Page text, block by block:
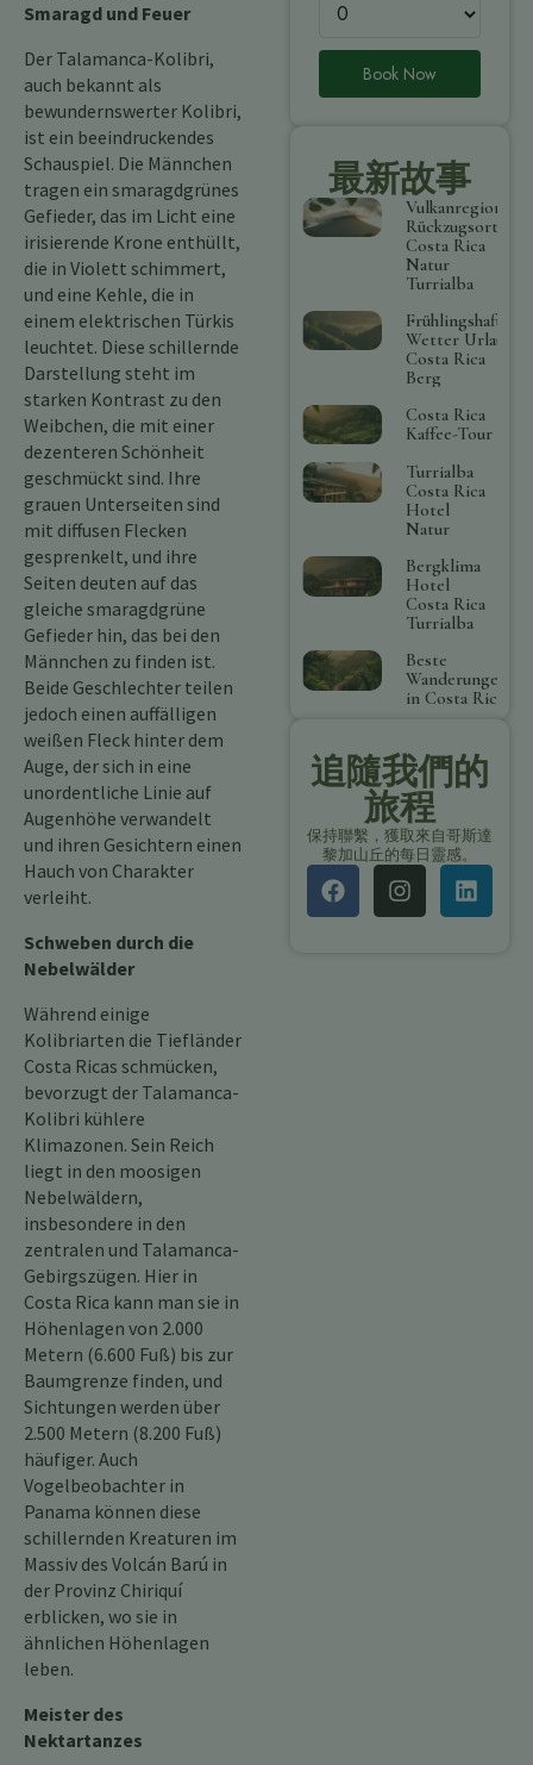
Smaragd und Feuer
Der Talamanca-Kolibri,
auch bekannt als
bewundernswerter Kolibri,
ist ein beeindruckendes
Schauspiel. Die Männchen
tragen ein smaragdgrünes
Gefieder, das im Licht eine
irisierende Krone enthüllt,
die in Violett schimmert,
und eine Kehle, die in
einem elektrischen Türkis
leuchtet. Diese schillernde
Darstellung steht im
starken Kontrast zu den
Weibchen, die mit einer
dezenteren Schönheit
geschmückt sind. Ihre
grauen Unterseiten sind
mit diffusen Flecken
gesprenkelt, und ihre
Seiten deuten auf das
gleiche smaragdgrüne
Gefieder hin, das bei den
Männchen zu finden ist.
Beide Geschlechter teilen
jedoch einen auffälligen
weißen Fleck hinter dem
Auge, der sich in eine
unordentliche Linie auf
Augenhöhe verwandelt
und ihren Gesichtern einen
Hauch von Charakter
verleiht.
Schweben durch die
Nebelwälder
Während einige
Kolibriarten die Tiefländer
Costa Ricas schmücken,
bevorzugt der Talamanca-
Kolibri kühlere
Klimazonen. Sein Reich
liegt in den moosigen
Nebelwäldern,
insbesondere in den
zentralen und Talamanca-
Gebirgszügen. Hier in
Costa Rica kann man sie in
Höhenlagen von 2.000
Metern (6.600 Fuß) bis zur
Baumgrenze finden, und
Sichtungen werden über
2.500 Metern (8.200 Fuß)
häufiger. Auch
Vogelbeobachter in
Panama können diese
schillernden Kreaturen im
Massiv des Volcán Barú in
der Provinz Chiriquí
erblicken, wo sie in
ähnlichen Höhenlagen
leben.
Meister des
Nektartanzes
Book Now
最新故事
Vulkanregion
Rückzugsort
Costa Rica
Natur
Turrialba
Frühlingshaftes
Wetter Urlaub
Costa Rica
Berg
Costa Rica
Kaffee-Tour
Turrialba
Costa Rica
Hotel
Natur
Bergklima
Hotel
Costa Rica
Turrialba
Beste
Wanderungen
in Costa Rica
追隨我們的
旅程
保持聯繫，獲取來自哥斯達
黎加山丘的每日靈感。